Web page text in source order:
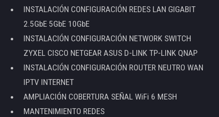
INSTALACIÓN CONFIGURACIÓN REDES LAN GIGABIT
2.5GbE 5GbE 10GbE
INSTALACIÓN CONFIGURACIÓN NETWORK SWITCH
ZYXEL CISCO NETGEAR ASUS D-LINK TP-LINK QNAP
INSTALACIÓN CONFIGURACIÓN ROUTER NEUTRO WAN
IPTV INTERNET
AMPLIACIÓN COBERTURA SEÑAL WiFi 6 MESH
MANTENIMIENTO REDES